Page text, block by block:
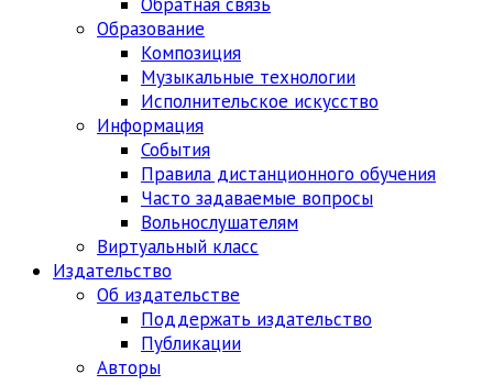
Образование
Композиция
Музыкальные технологии
Исполнительское искусство
Информация
События
Правила дистанционного обучения
Часто задаваемые вопросы
Вольнослушателям
Виртуальный класс
Издательство
Об издательстве
Поддержать издательство
Публикации
Авторы